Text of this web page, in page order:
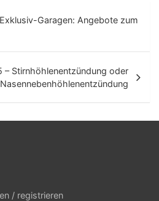
Garagen: Angebote zum
– Stirnhöhlenentzündung oder
Nasennebenhöhlenentzündung
/ registrieren